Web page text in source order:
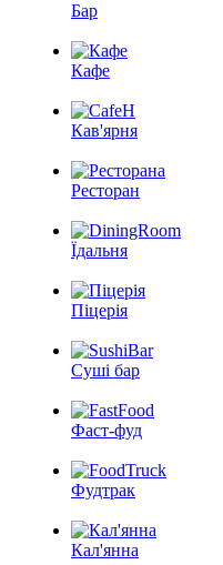
Бар
Кафе
Кав'ярня
Ресторан
Їдальня
Піцерія
Суші бар
Фаст-фуд
Фудтрак
Кал'янна